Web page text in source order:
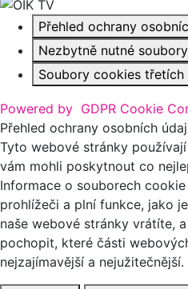
Přehled ochrany
Nezbytně nutné
Soubory cookies třetích
Powered by GDPR Cookie
Přehled ochrany osobních
Tyto webové stránky
vám mohli poskytnout co
Informace o souborech
prohlížeči a plní funkce, jako
naše webové stránky vrátíte,
pochopit, které části
nejzajímavější a nejužitečnější.